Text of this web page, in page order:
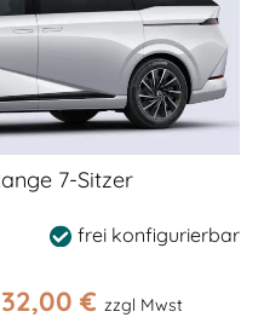
7-Sitzer
frei konfigurierbar
32,00 € zzgl Mwst